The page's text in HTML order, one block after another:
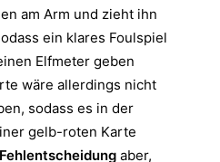
am Arm und zieht ihn
ein klares Foulspiel
Elfmeter geben
wäre allerdings nicht
sodass es in der
gelb-roten Karte
Fehlentscheidung aber,